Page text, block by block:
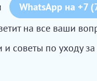
WhatsApp на +7
на все ваши
советы по уходу